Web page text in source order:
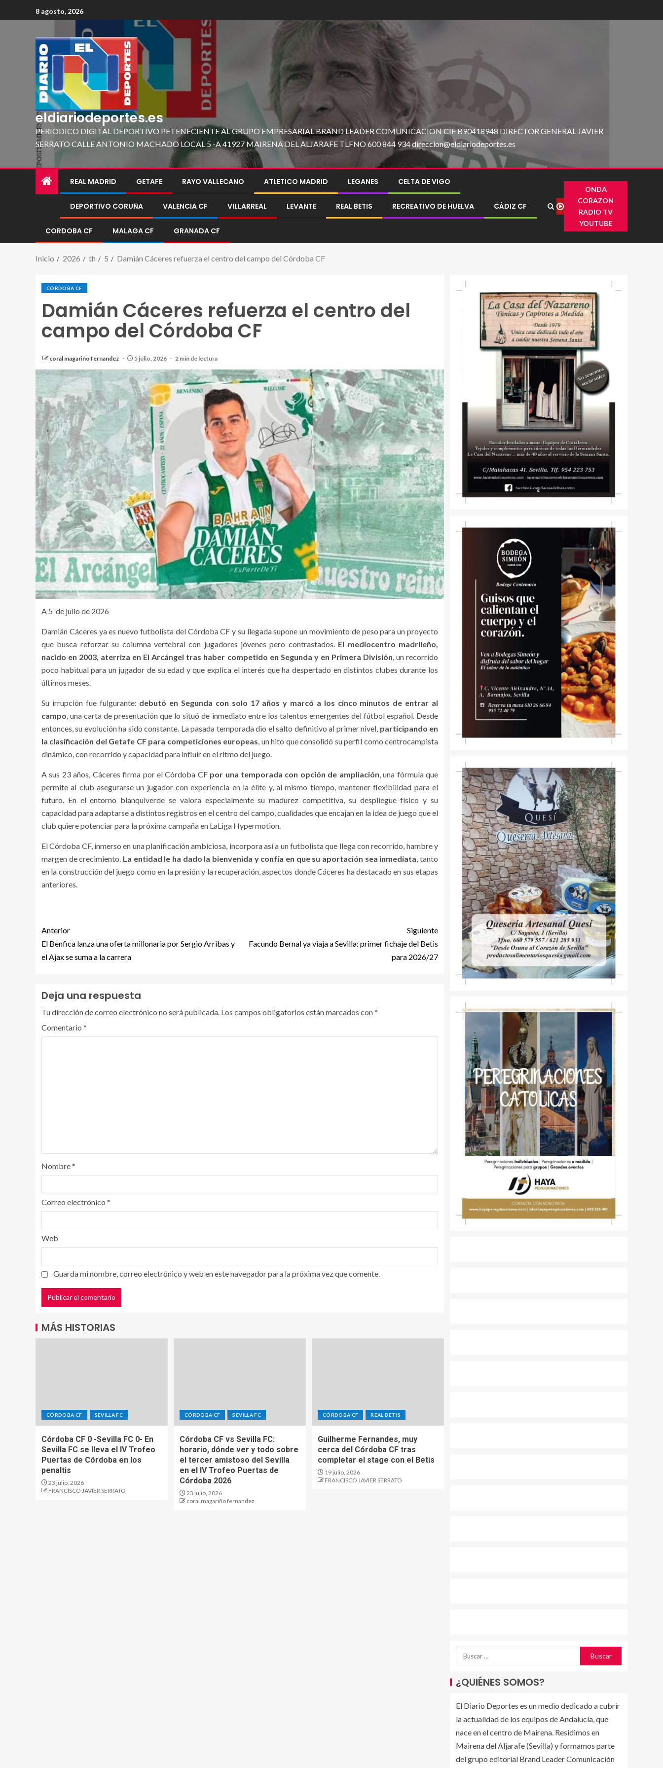
8 agosto, 2026
eldiariodeportes.es
PERIODICO DIGITAL DEPORTIVO PETENECIENTE AL GRUPO EMPRESARIAL BRAND LEADER COMUNICACION CIF B90418948 DIRECTOR GENERAL JAVIER
SERRATO CALLE ANTONIO MACHADO LOCAL 5 -A 41927 MAIRENA DEL ALJARAFE TLFNO 600 844 934 direccion@eldiariodeportes.es
REAL MADRID GETAFE RAYO VALLECANO ATLETICO MADRID LEGANES CELTA DE VIGO
DEPORTIVO CORUÑA VALENCIA CF VILLARREAL LEVANTE REAL BETIS RECREATIVO DE HUELVA CÁDIZ CF
CORDOBA CF MALAGA CF GRANADA CF
ONDA
CORAZON
RADIO TV
YOUTUBE
Inicio 2026 th 5 Damián Cáceres refuerza el centro del campo del Córdoba CF
CÓRDOBA CF
Damián Cáceres refuerza el centro del
campo del Córdoba CF
coral magariño fernandez 5 julio, 2026 2 min de lectura
A 5 de julio de 2026
Damián Cáceres ya es nuevo futbolista del Córdoba CF y su llegada supone un movimiento de peso para un proyecto
que busca reforzar su columna vertebral con jugadores jóvenes pero contrastados. El mediocentro madrileño,
nacido en 2003, aterriza en El Arcángel tras haber competido en Segunda y en Primera División , un recorrido
poco habitual para un jugador de su edad y que explica el interés que ha despertado en distintos clubes durante los
últimos meses.
Su irrupción fue fulgurante: debutó en Segunda con solo 17 años y marcó a los cinco minutos de entrar al
campo , una carta de presentación que lo situó de inmediato entre los talentos emergentes del fútbol español. Desde
entonces, su evolución ha sido constante. La pasada temporada dio el salto definitivo al primer nivel, participando en
la clasificación del Getafe CF para competiciones europeas , un hito que consolidó su perfil como centrocampista
dinámico, con recorrido y capacidad para influir en el ritmo del juego.
A sus 23 años, Cáceres firma por el Córdoba CF por una temporada con opción de ampliación , una fórmula que
permite al club asegurarse un jugador con experiencia en la élite y, al mismo tiempo, mantener flexibilidad para el
futuro. En el entorno blanquiverde se valora especialmente su madurez competitiva, su despliegue físico y su
capacidad para adaptarse a distintos registros en el centro del campo, cualidades que encajan en la idea de juego que el
club quiere potenciar para la próxima campaña en LaLiga Hypermotion.
El Córdoba CF, inmerso en una planificación ambiciosa, incorpora así a un futbolista que llega con recorrido, hambre y
margen de crecimiento. La entidad le ha dado la bienvenida y confía en que su aportación sea inmediata , tanto
en la construcción del juego como en la presión y la recuperación, aspectos donde Cáceres ha destacado en sus etapas
anteriores.
Anterior
El Benfica lanza una oferta millonaria por Sergio Arribas y
el Ajax se suma a la carrera
Siguiente
Facundo Bernal ya viaja a Sevilla: primer fichaje del Betis
para 2026/27
Deja una respuesta
Tu dirección de correo electrónico no será publicada. Los campos obligatorios están marcados con*
Comentario *
Nombre*
Correo electrónico *
Web
Guarda mi nombre, correo electrónico y web en este navegador para la próxima vez que comente.
MÁS HISTORIAS
CÓRDOBA CF SEVILLA FC
Córdoba CF 0 -Sevilla FC 0- En
Sevilla FC se lleva el IV Trofeo
Puertas de Córdoba en los
penaltis
23 julio, 2026
FRANCISCO JAVIER SERRATO
CÓRDOBA CF SEVILLA FC
Córdoba CF vs Sevilla FC:
horario, dónde ver y todo sobre
el tercer amistoso del Sevilla
en el IV Trofeo Puertas de
Córdoba 2026
23 julio, 2026
coral magariño fernandez
CÓRDOBA CF REAL BETIS
Guilherme Fernandes, muy
cerca del Córdoba CF tras
completar el stage con el Betis
19 julio, 2026
FRANCISCO JAVIER SERRATO
¿QUIÉNES SOMOS?
El Diario Deportes es un medio dedicado a cubrir
la actualidad de los equipos de Andalucía, que
nace en el centro de Mairena. Residimos en
Mairena del Aljarafe (Sevilla) y formamos parte
del grupo editorial Brand Leader Comunicación